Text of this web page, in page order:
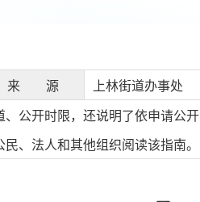
来 源 上林街道办事处
公开时限，还说明了依申请公开
、法人和其他组织阅读该指南。